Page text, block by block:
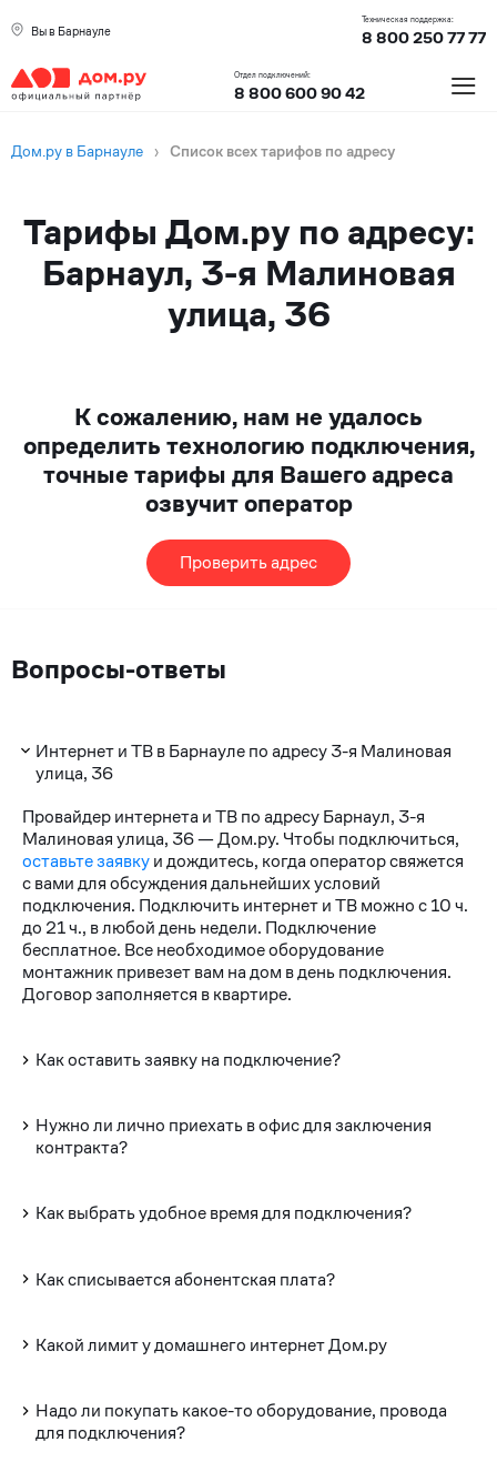
Вы в Барнауле
Техническая поддержка:
8 800 250 77 77
Отдел подключений:
8 800 600 90 42 ≡
Дом.ру в Барнауле › Список всех тарифов по адресу
Тарифы Дом.ру по адресу:
Барнаул, 3-я Малиновая
улица, 36
К сожалению, нам не удалось
определить технологию подключения,
точные тарифы для Вашего адреса
озвучит оператор
Проверить адрес
Вопросы-ответы
Интернет и ТВ в Барнауле по адресу 3-я Малиновая
улица, 36
Провайдер интернета и ТВ по адресу Барнаул, 3-я
Малиновая улица, 36 — Дом.ру. Чтобы подключиться,
оставьте заявкуи дождитесь, когда оператор свяжется
с вами для обсуждения дальнейших условий
подключения. Подключить интернет и ТВ можно с 10 ч.
до 21 ч., в любой день недели. Подключение
бесплатное. Все необходимое оборудование
монтажник привезет вам на дом в день подключения.
Договор заполняется в квартире.
Как оставить заявку на подключение?
Нужно ли лично приехать в офис для заключения
контракта?
Как выбрать удобное время для подключения?
Как списывается абонентская плата?
Какой лимит у домашнего интернет Дом.ру
Надо ли покупать какое-то оборудование, провода
для подключения?